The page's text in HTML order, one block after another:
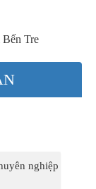
Bến Tre
nghiệp